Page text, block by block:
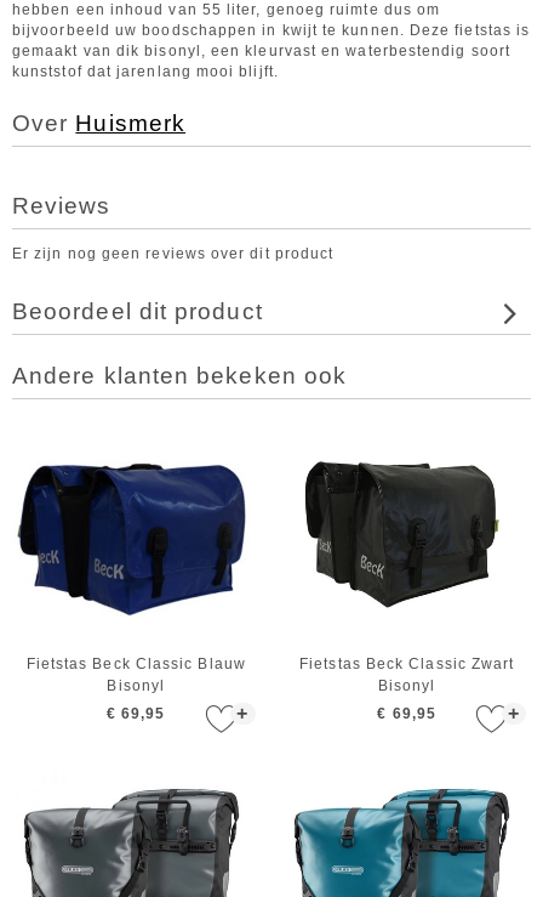
hebben een inhoud van 55 liter, genoeg ruimte dus om
bijvoorbeeld uw boodschappen in kwijt te kunnen. Deze fietstas is
gemaakt van dik bisonyl, een kleurvast en waterbestendig soort
kunststof dat jarenlang mooi blijft.
Over Huismerk
Reviews
Er zijn nog geen reviews over dit product
Beoordeel dit product
Andere klanten bekeken ook
+
Fietstas Beck Classic Blauw
Bisonyl
€ 69,95
+
Fietstas Beck Classic Zwart
Bisonyl
€ 69,95